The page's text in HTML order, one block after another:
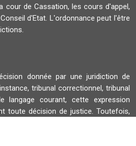
cour de Cassation, les cours d'appel,
d'Etat. L'ordonnance peut l'être
donnée par une juridiction de
tribunal correctionnel, tribunal
langage courant, cette expression
toute décision de justice. Toutefois,